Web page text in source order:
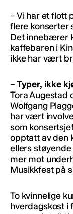
– Vi har et flott
flere konserter
Det innebærer
kaffebaren i
ikke har vært
– Typer, ikke
Tora Augestad
Wolfgang
har vært
som
opptatt av den
ellers
mer mot
Musikkfest på
To kvinnelige
hverdagskost i